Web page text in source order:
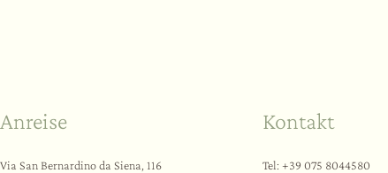
Anreise
Via San Bernardino da Siena, 116
Kontakt
Tel: +39 075 8044580